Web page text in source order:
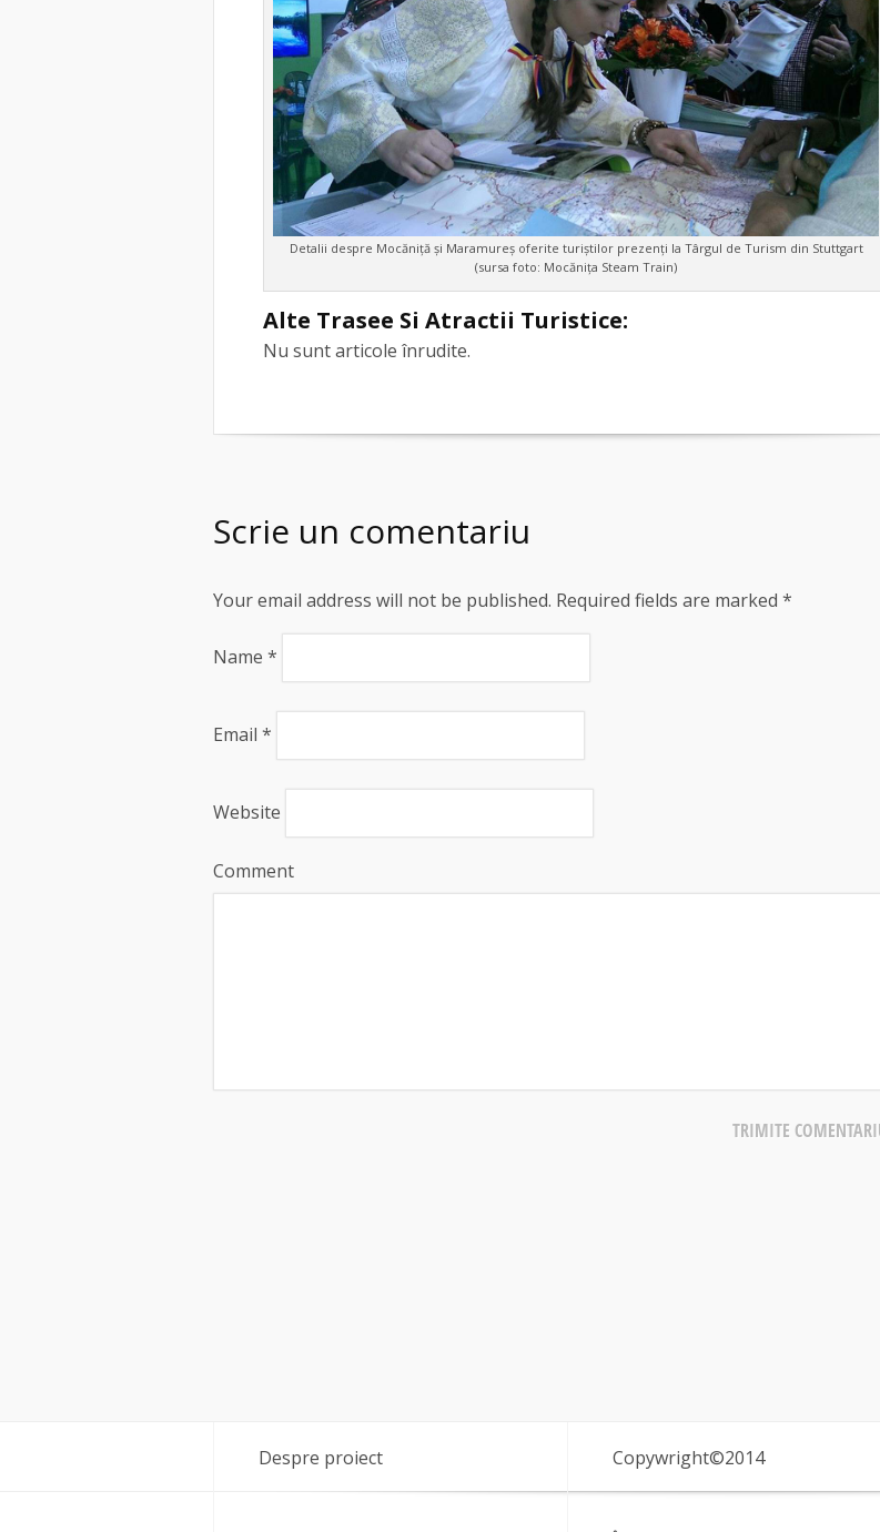
Detalii despre Mocăniță și Maramureș oferite turiștilor prezenți la Târgul de Turism din Stuttgart
(sursa foto: Mocănița Steam Train)
Alte Trasee Si Atractii Turistice:
Nu sunt articole înrudite.
Scrie un comentariu
Your email address will not be published. Required fields are marked *
Name *
Email *
Website
Comment
Despre proiect Copywright©2014